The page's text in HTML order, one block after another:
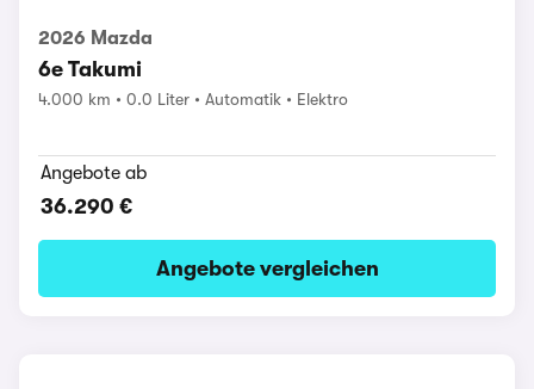
2026 Mazda
6e Takumi
4.000 km 0.0 Liter Automatik Elektro
Angebote ab
36.290 €
Angebote vergleichen